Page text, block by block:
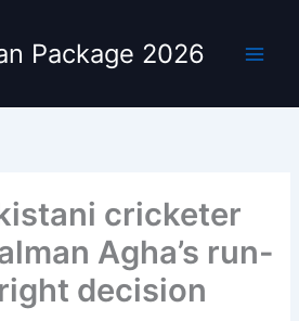
Package 2026
cricketer
Agha’s run-
decision